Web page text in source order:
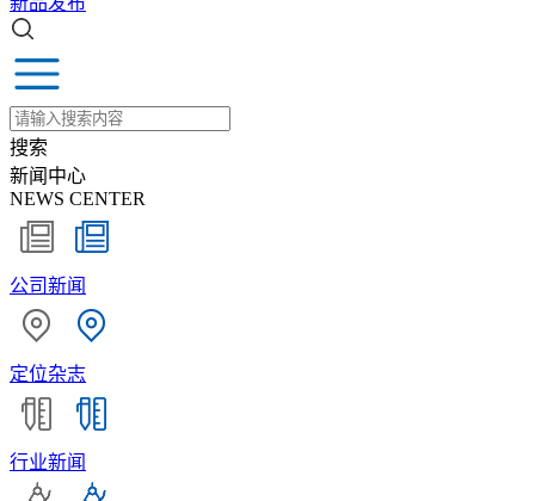
搜索
新闻中心
NEWS CENTER
公司新闻
定位杂志
行业新闻